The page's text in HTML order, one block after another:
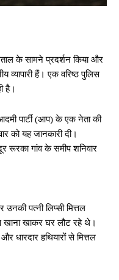
के सामने प्रदर्शन किया और
व्यापारी हैं। एक वरिष्ठ पुलिस
है।
पार्टी (आप) के एक नेता की
को यह जानकारी दी।
रूरका गांव के समीप शनिवार
पत्नी लिप्सी मित्तल
खाना खाकर घर लौट रहे थे।
धारदार हथियारों से मित्तल